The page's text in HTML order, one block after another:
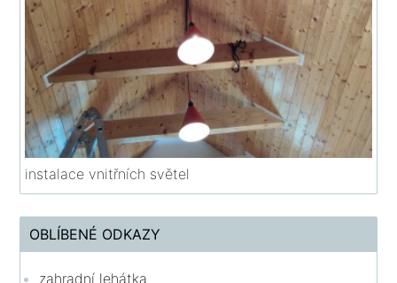
instalace vnitřních světel
OBLÍBENÉ ODKAZY
zahradní lehátka